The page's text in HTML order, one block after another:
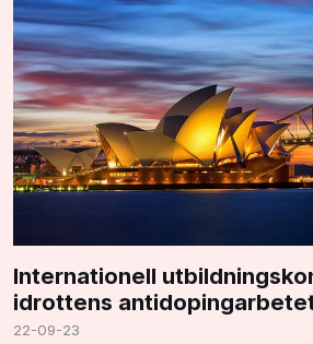
Internationell
idrottens
22-09-23